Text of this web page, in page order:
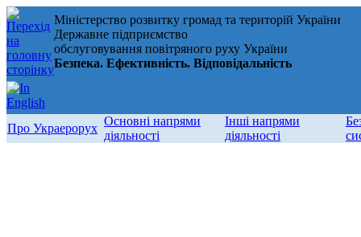
Міністерство розвитку громад та територій України
Державне підприємство
обслуговування повітряного руху України
Безпека. Ефективність. Відповідальність
Про Украерорух
Основні напрями
діяльності
Інші напрями
діяльності